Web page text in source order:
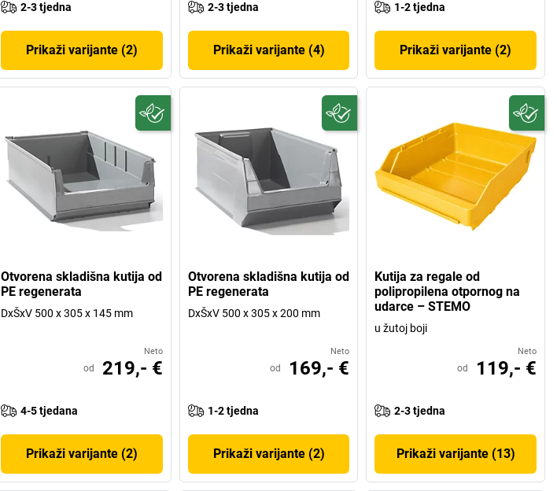
2-3 tjedna
Prikaži varijante (2)
2-3 tjedna
Prikaži varijante (4)
1-2 tjedna
Prikaži varijante (2)
Otvorena skladišna kutija od
PE regenerata
DxŠxV 500 x 305 x 145 mm
Neto
od 219,- €
4-5 tjedana
Prikaži varijante (2)
Otvorena skladišna kutija od
PE regenerata
DxŠxV 500 x 305 x 200 mm
Neto
od 169,- €
1-2 tjedna
Prikaži varijante (2)
Kutija za regale od
polipropilena otpornog na
udarce – STEMO
u žutoj boji
Neto
od 119,- €
2-3 tjedna
Prikaži varijante (13)